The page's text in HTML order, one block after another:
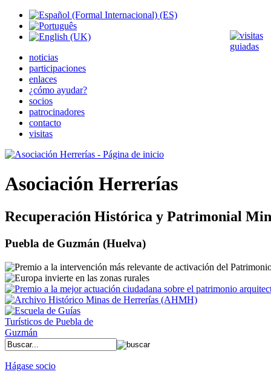
noticias
participaciones
enlaces
¿cómo ayudar?
socios
patrocinadores
contacto
visitas
Asociación Herrerías
Recuperación Histórica y Patrimonial
Puebla de Guzmán (Huelva)
Hágase socio